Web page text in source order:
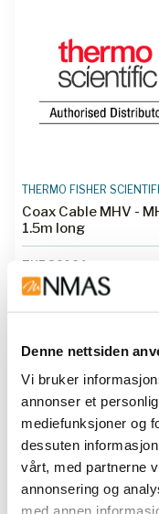
Denne nettsiden
Vi bruker
annonser et
mediefunksjoner og
dessuten
vårt, med partnerne
annonsering og
med annen
THERMO FISHER
Coax Cable MHV -
1.5m long
THE 3206A